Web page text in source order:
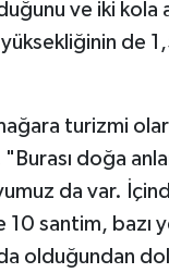
ve iki kola
de
turizmi
doğa
da var.
10 santim, bazı
olduğundan